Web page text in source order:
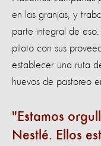
en las granjas, y
parte integral de
piloto con sus
establecer una ruta
huevos de pastoreo
Estamos
Nestlé. Ellos